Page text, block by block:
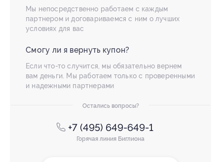
Мы непосредственно работаем с каждым
партнером и договариваемся с ним о лучших
условиях для вас
Смогу ли я вернуть купон?
Если что-то случится, мы обязательно вернем
вам деньги. Мы работаем только с проверенными
и надежными партнерами
Остались вопросы?
+7 (495) 649-649-1
Горячая линия Биглиона